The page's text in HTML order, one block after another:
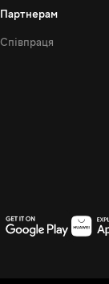
Партнерам
Співпраця